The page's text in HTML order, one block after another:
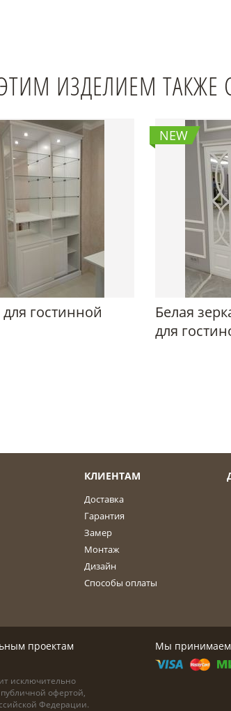
ИЗДЕЛИЕМ ТАКЖЕ
гостинной
Белая
для
NEW
КЛИЕНТАМ
Доставка
Гарантия
Замер
Монтаж
Дизайн
Способы оплаты
проектам
исключительно
офертой,
Федерации.
Мы принимаем